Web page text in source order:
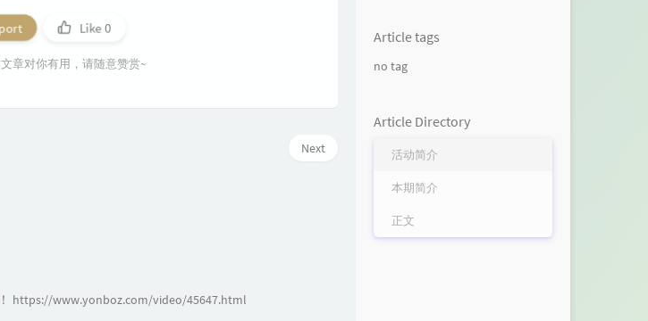
Like 0
章对你有用，请随意赞赏~
Next
https://www.yonboz.com/video/45647.html
Article tags
no tag
Article Directory
活动简介
本期简介
正文